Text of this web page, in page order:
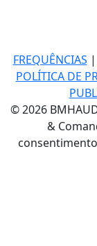
FREQUÊNCIAS |
POLÍTICA DE
© 2026
&